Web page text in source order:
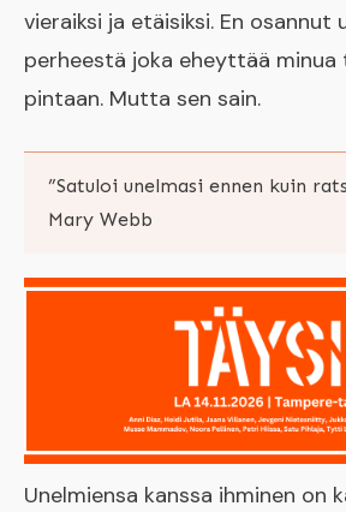
vieraiksi ja etäisiksi. En osannut
perheestä joka eheyttää minua
pintaan. Mutta sen sain.
​”Satuloi unelmasi ennen kuin
Mary Webb
Unelmiensa kanssa ihminen on